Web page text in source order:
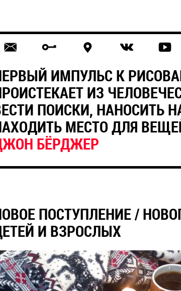
ИМПУЛЬС К
ИЗ
ПОИСКИ, НАНОСИТЬ
МЕСТО ДЛЯ
БЁРДЖЕР
ПОСТУПЛЕНИЕ /
И ВЗРОСЛЫХ